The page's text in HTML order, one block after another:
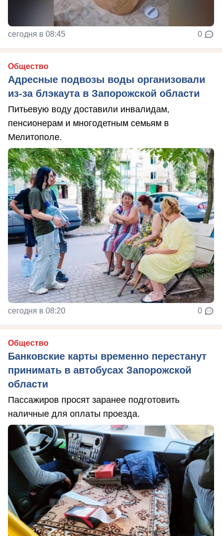
сегодня в 08:45 0
Общество
Адресные подвозы воды организовали
из-за блэкаута в Запорожской области
Питьевую воду доставили инвалидам,
пенсионерам и многодетным семьям в
Мелитополе.
сегодня в 08:20 0
Общество
Банковские карты временно перестанут
принимать в автобусах Запорожской
области
Пассажиров просят заранее подготовить
наличные для оплаты проезда.